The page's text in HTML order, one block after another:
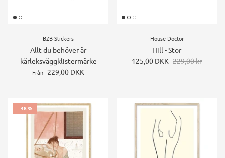
BZB Stickers
Allt du behöver är
kärleksväggklistermärke
Från 229,00 DKK
House Doctor
Hill - Stor
125,00 DKK 229,00 kr
- 48 %